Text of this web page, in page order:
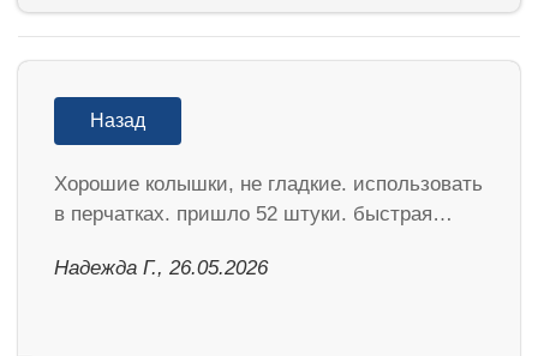
Назад
Хорошие колышки, не гладкие. использовать
в перчатках. пришло 52 штуки. быстрая…
Надежда Г., 26.05.2026